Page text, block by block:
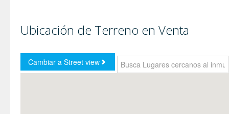
Ubicación de Terreno en Venta